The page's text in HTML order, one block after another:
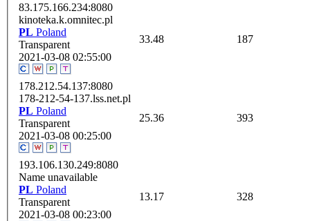
83.175.166.234:8080
kinoteka.k.omnitec.pl
PL Poland
Transparent
2021-03-08 02:55:00
33.48 187
178.212.54.137:8080
178-212-54-137.lss.net.pl
PL Poland
Transparent
2021-03-08 00:25:00
25.36 393
193.106.130.249:8080
Name unavailable
PL Poland
Transparent
2021-03-08 00:23:00
13.17 328